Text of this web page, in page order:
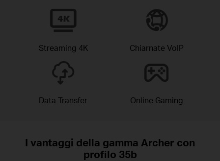
Streaming 4K Chiarnate VoIP
Data Transfer Online Gaming
I vantaggi della gamma Archer con
profilo 35b